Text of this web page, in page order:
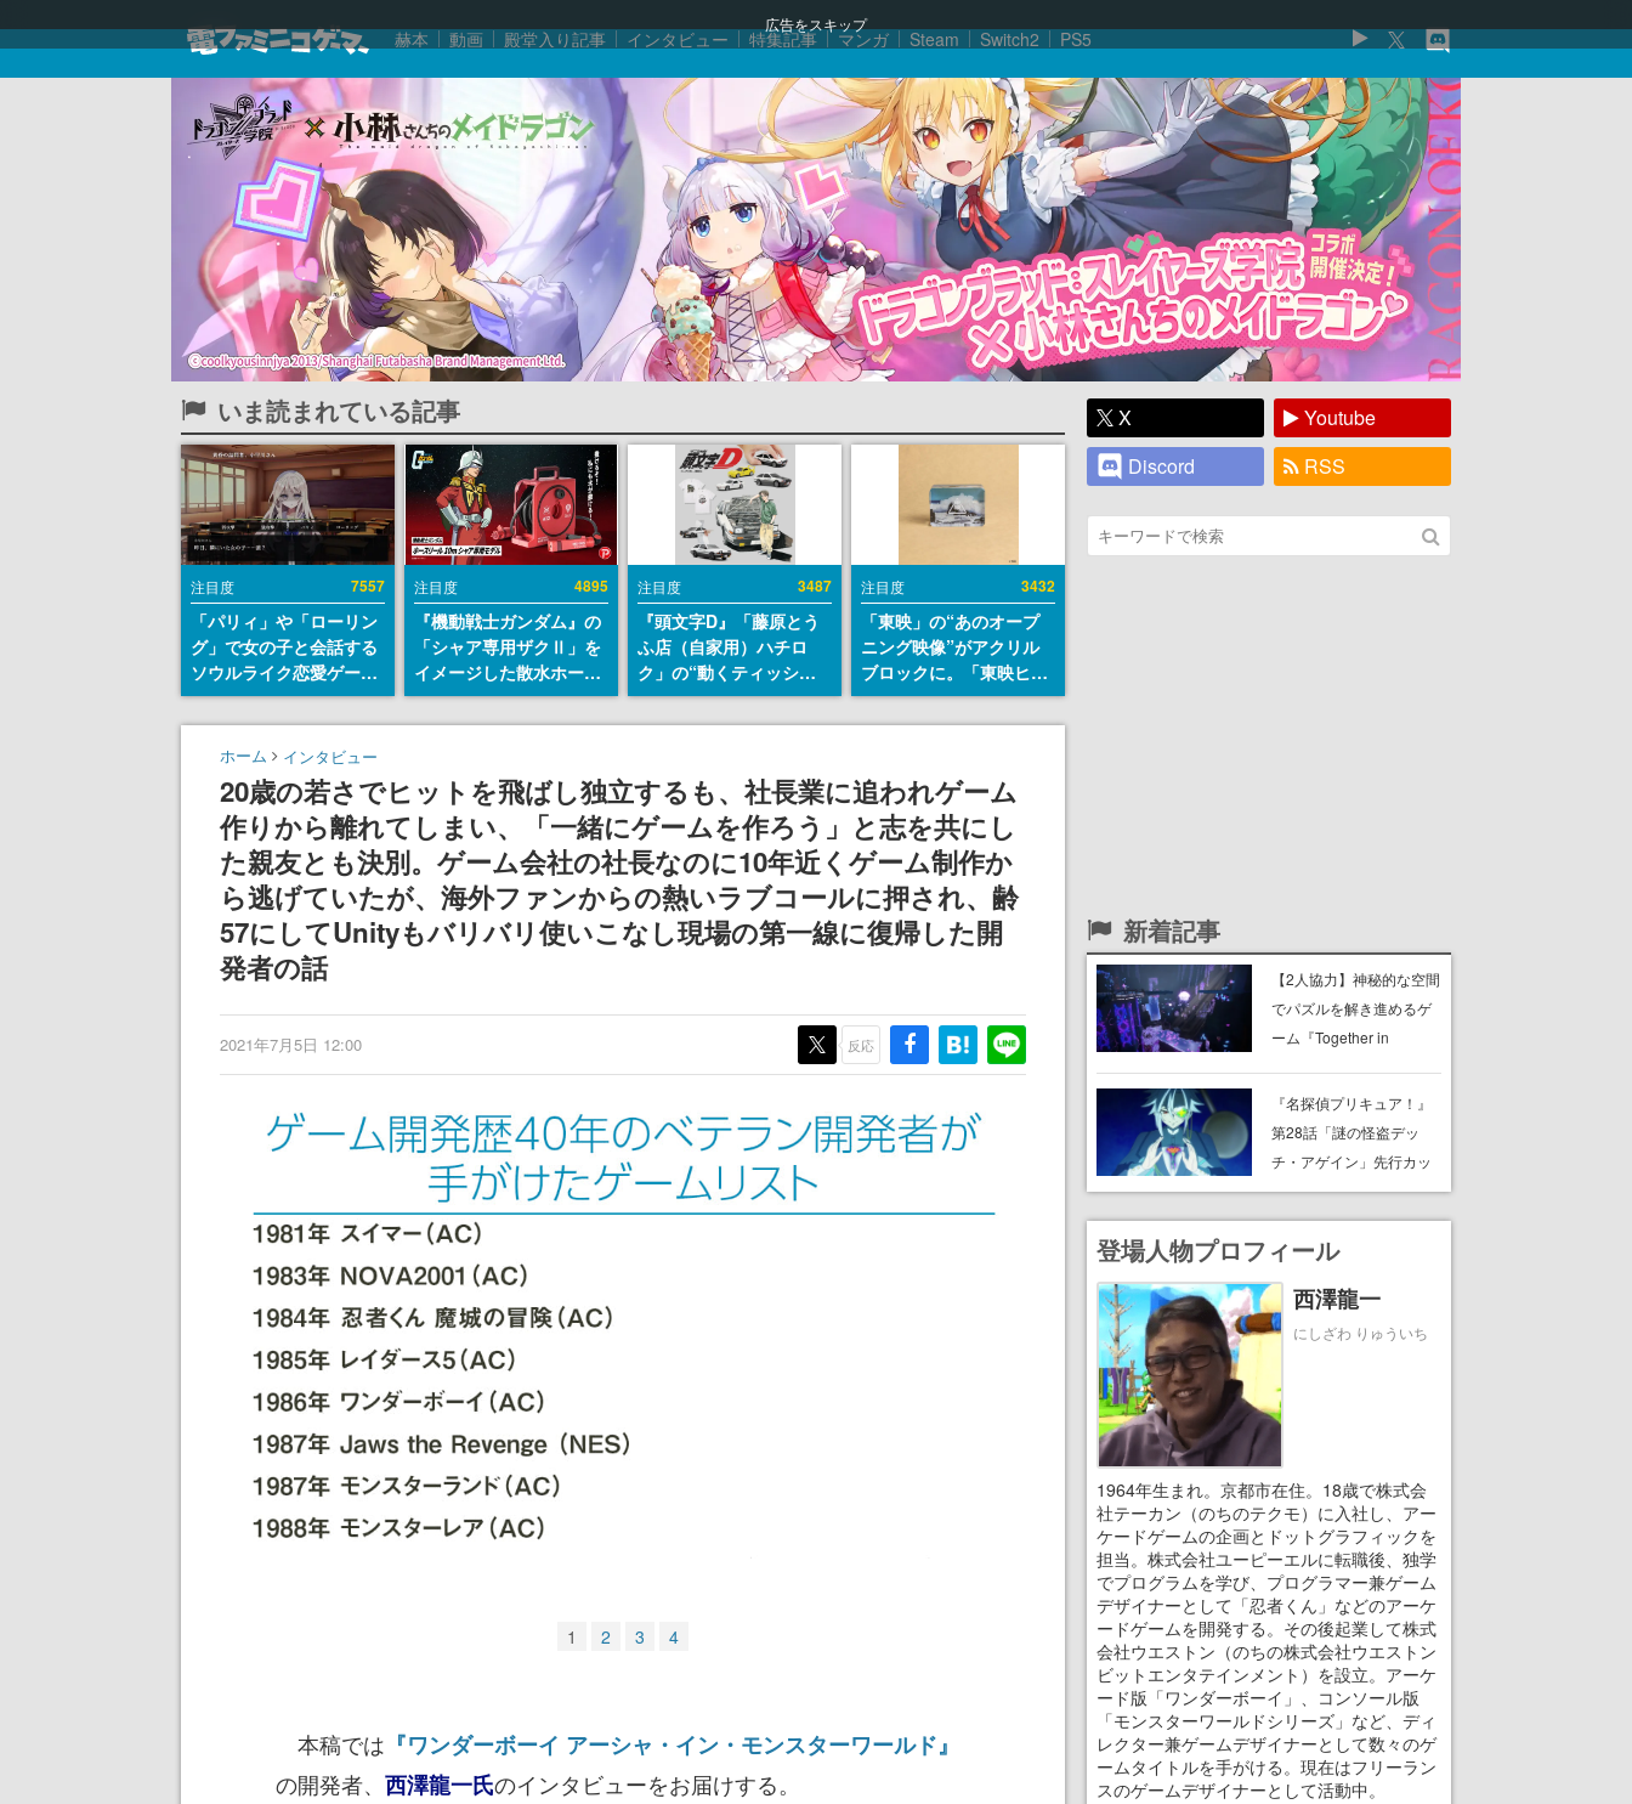
広告をスキップ
赫本 動画 殿堂入り記事 インタビュー 特集記事 マンガ Steam Switch2 PS5
いま読まれている記事
注目度 7557
「パリィ」や「ローリン
グ」で女の子と会話する
ソウルライク恋愛ゲーム
『小早川さんはソウルラ
イク』無料公開。返事に
失敗すると「YOU
注目度 4895
『機動戦士ガンダム』の
「シャア専用ザクⅡ」を
イメージした散水ホース
リールが予約開始。本体
にはシャアのパーソナル
エンブレム、型式番号な
どを配置
注目度 3487
『頭文字D』「藤原とう
ふ店（自家用）ハチロ
ク」の“動くティッシュ
ケース”が買えるポップ
アップショップが開催
群馬の「イオンモール高
崎」にて、8月11日から8
月20日までの期間限定で
開催予定
注目度 3432
「東映」の“あのオープ
ニング映像”がアクリル
ブロックに。「東映ヒス
トリカル グッズコレクシ
ョン」が8月下旬より発
ホーム インタビュー
20歳の若さでヒットを飛ばし独立するも、社長業に追われゲーム
作りから離れてしまい、「一緒にゲームを作ろう」と志を共にし
た親友とも決別。ゲーム会社の社長なのに10年近くゲーム制作か
ら逃げていたが、海外ファンからの熱いラブコールに押され、齢
57にしてUnityもバリバリ使いこなし現場の第一線に復帰した開
発者の話
2021年7月5日 12:00 反応
1 2 3 4
本稿では 『ワンダーボーイ アーシャ・イン・モンスターワールド』
の開発者、 西澤龍一氏のインタビューをお届けする。
X
Youtube
Discord
RSS
新着記事
【2人協力】神秘的な空間
でパズルを解き進めるゲ
ーム『Together in
8月8日Steamでリリー
ス。時に忘れ去られた世
界の古代洞窟を舞台に、4
『名探偵プリキュア！』
第28話「謎の怪盗デッ
チ・アゲイン」先行カッ
ト解禁。泣きぼくろにモ
ノクル、ミステリアスな
姿が映し出された場面も
登場人物プロフィール
西澤龍一
にしざわ りゅういち
1964年生まれ。京都市在住。18歳で株式会
社テーカン（のちのテクモ）に入社し、アー
ケードゲームの企画とドットグラフィックを
担当。株式会社ユーピーエルに転職後、独学
でプログラムを学び、プログラマー兼ゲーム
デザイナーとして「忍者くん」などのアーケ
ードゲームを開発する。その後起業して株式
会社ウエストン（のちの株式会社ウエストン
ビットエンタテインメント）を設立。アーケ
ード版「ワンダーボーイ」、コンソール版
「モンスターワールドシリーズ」など、ディ
レクター兼ゲームデザイナーとして数々のゲ
ームタイトルを手がける。現在はフリーラン
スのゲームデザイナーとして活動中。